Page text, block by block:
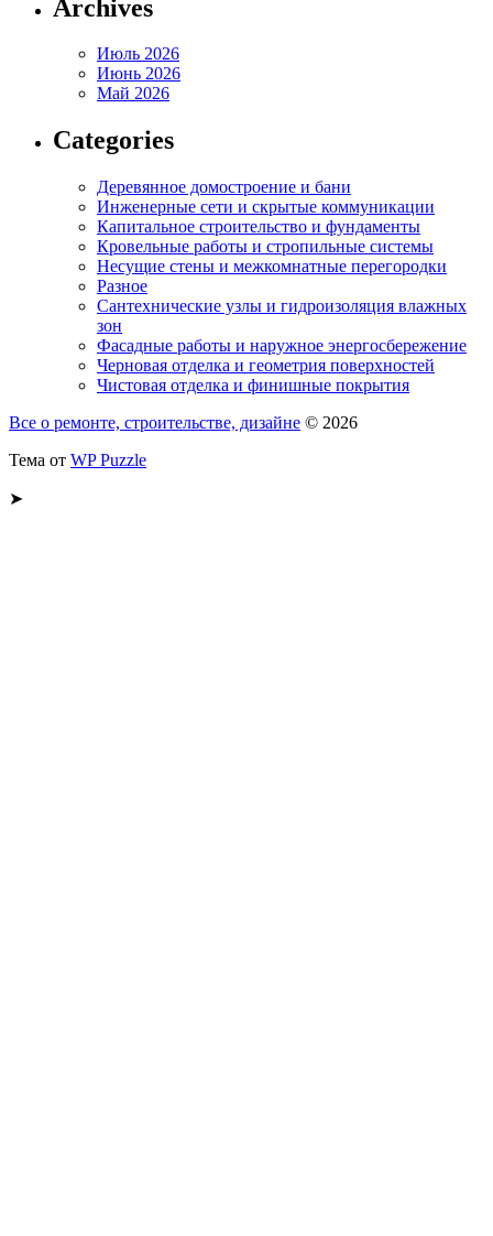
Archives
Июль 2026
Июнь 2026
Май 2026
Categories
Деревянное домостроение и бани
Инженерные сети и скрытые коммуникации
Капитальное строительство и фундаменты
Кровельные работы и стропильные системы
Несущие стены и межкомнатные перегородки
Разное
Сантехнические узлы и гидроизоляция влажных
зон
Фасадные работы и наружное энергосбережение
Черновая отделка и геометрия поверхностей
Чистовая отделка и финишные покрытия
Все о ремонте, строительстве, дизайне © 2026
Тема от WP Puzzle
➤